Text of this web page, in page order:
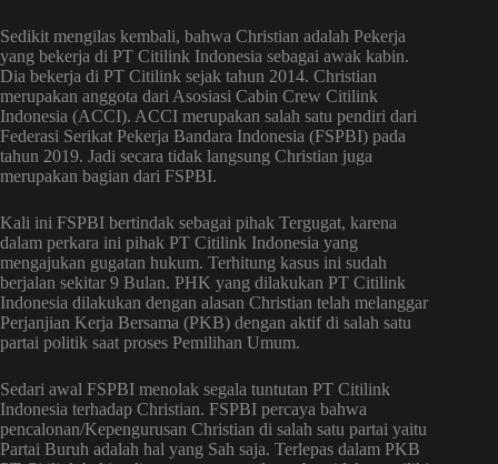
Sedikit mengilas kembali, bahwa Christian adalah Pekerja
yang bekerja di PT Citilink Indonesia sebagai awak kabin.
Dia bekerja di PT Citilink sejak tahun 2014. Christian
merupakan anggota dari Asosiasi Cabin Crew Citilink
Indonesia (ACCI). ACCI merupakan salah satu pendiri dari
Federasi Serikat Pekerja Bandara Indonesia (FSPBI) pada
tahun 2019. Jadi secara tidak langsung Christian juga
merupakan bagian dari FSPBI.
Kali ini FSPBI bertindak sebagai pihak Tergugat, karena
dalam perkara ini pihak PT Citilink Indonesia yang
mengajukan gugatan hukum. Terhitung kasus ini sudah
berjalan sekitar 9 Bulan. PHK yang dilakukan PT Citilink
Indonesia dilakukan dengan alasan Christian telah melanggar
Perjanjian Kerja Bersama (PKB) dengan aktif di salah satu
partai politik saat proses Pemilihan Umum.
Sedari awal FSPBI menolak segala tuntutan PT Citilink
Indonesia terhadap Christian. FSPBI percaya bahwa
pencalonan/Kepengurusan Christian di salah satu partai yaitu
Partai Buruh adalah hal yang Sah saja. Terlepas dalam PKB